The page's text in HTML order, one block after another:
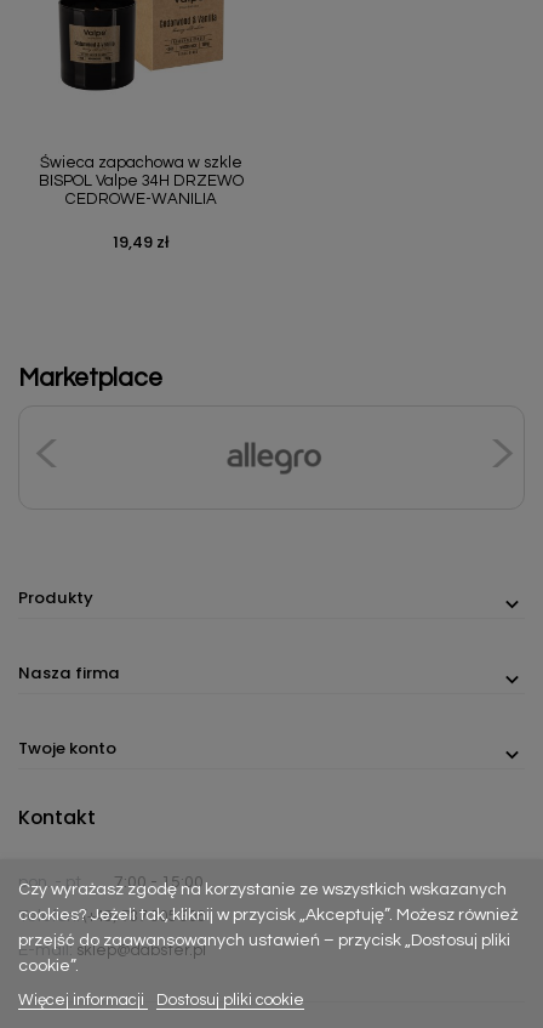
Świeca zapachowa w szkle
BISPOL Valpe 34H DRZEWO
CEDROWE-WANILIA
Cena
19,49 zł
Marketplace
Produkty
Nasza firma
Twoje konto
Czy wyrażasz zgodę na korzystanie ze wszystkich wskazanych
cookies? Jeżeli tak, kliknij w przycisk „Akceptuję”. Możesz również
przejść do zaawansowanych ustawień – przycisk „Dostosuj pliki
cookie”.
Więcej informacji
Dostosuj pliki cookie
Kontakt
pon. - pt.
7:00 - 15:00
Telefon:(+48) 737 305 306
E-mail: sklep@dabster.pl